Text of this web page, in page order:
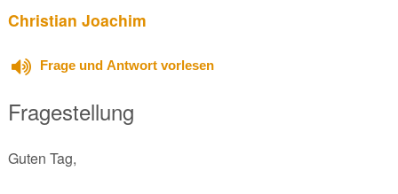
Christian Joachim
Frage und Antwort vorlesen
Fragestellung
Guten Tag,